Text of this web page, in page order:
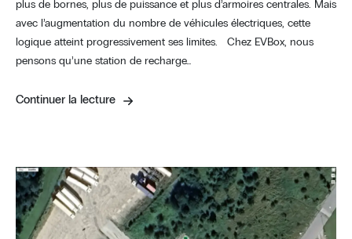
plus de bornes, plus de puissance et plus d’armoires centrales. Mais
avec l’augmentation du nombre de véhicules électriques, cette
logique atteint progressivement ses limites. Chez EVBox, nous
pensons qu’une station de recharge…
Continuer la lecture